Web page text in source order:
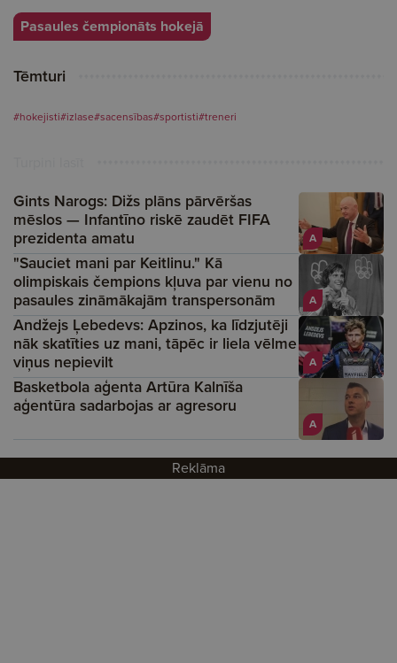
Pasaules čempionāts hokejā
Tēmturi
#hokejisti#izlase#sacensības#sportisti#treneri
A
Gints Narogs: Dižs plāns pārvēršas
mēslos — Infantīno riskē zaudēt FIFA
prezidenta amatu
A
"Sauciet mani par Keitlinu." Kā
olimpiskais čempions kļuva par vienu no
pasaules zināmākajām transpersonām
A
Andžejs Ļebedevs: Apzinos, ka līdzjutēji
nāk skatīties uz mani, tāpēc ir liela vēlme
viņus nepievilt
A
Basketbola aģenta Artūra Kalnīša
aģentūra sadarbojas ar agresoru
Reklāma